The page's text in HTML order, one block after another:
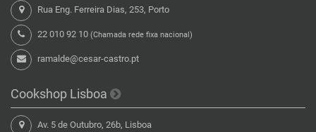
Rua Eng. Ferreira Dias, 253, Porto
22 010 92 10 (Chamada rede fixa nacional)
ramalde@cesar-castro.pt
Cookshop Lisboa
Av. 5 de Outubro, 26b, Lisboa